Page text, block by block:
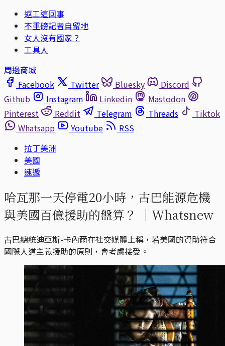
返工這回事
不重磅記者自留地
女人沒有國家？
工具人
周邊商城
Facebook
Twitter Bluesky
Discord
Github
Instagram Linkedin
Mastodon
Pinterest
Reddit Telegram Threads
Tiktok
Whatsapp
Youtube
RSS
拉丁美洲
美國
速遞
哈瓦那一天停電20小時，古巴能源危機
與美國百億援助的盤算？ ｜Whatsnew
古巴總統迪亞斯-卡內爾在社交媒體上稱，若美國的資助符合
國際人道主義援助的原則，會考慮接受。